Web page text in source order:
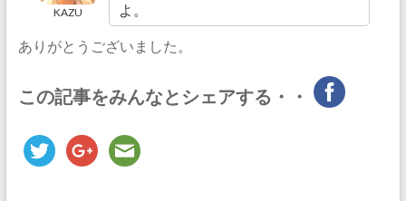
KAZU
よ。
ありがとうございました。
この記事をみんなとシェアする・・